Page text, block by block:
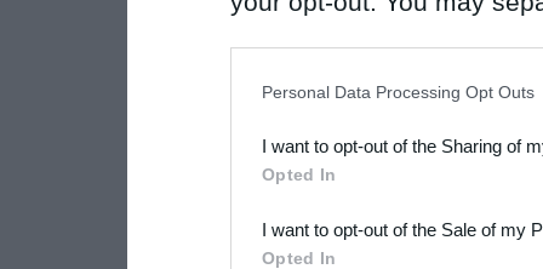
Downstream Participants
third parties.
Please note that this
Personal Data Processing Opt Outs
I want to opt-out of the Sharing of
Opted In
I want to opt-out of the Sale of my
Opted In